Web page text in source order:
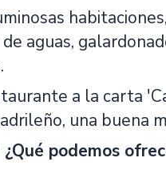
aguas,
a la carta
una buena
podemos